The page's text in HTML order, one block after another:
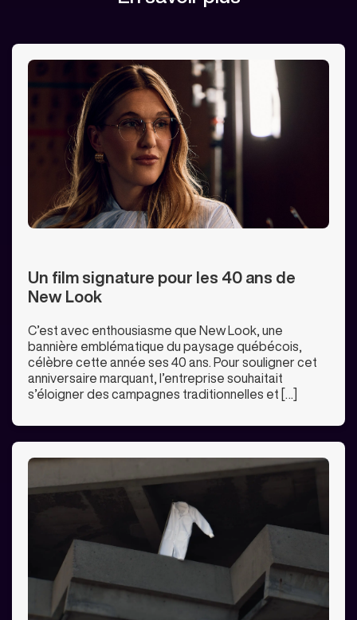
Un film signature pour les 40 ans de
New Look
C’est avec enthousiasme que New Look, une
bannière emblématique du paysage québécois,
célèbre cette année ses 40 ans. Pour souligner cet
anniversaire marquant, l’entreprise souhaitait
s’éloigner des campagnes traditionnelles et […]